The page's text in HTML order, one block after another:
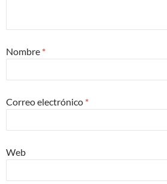
Nombre *
Correo electrónico *
Web